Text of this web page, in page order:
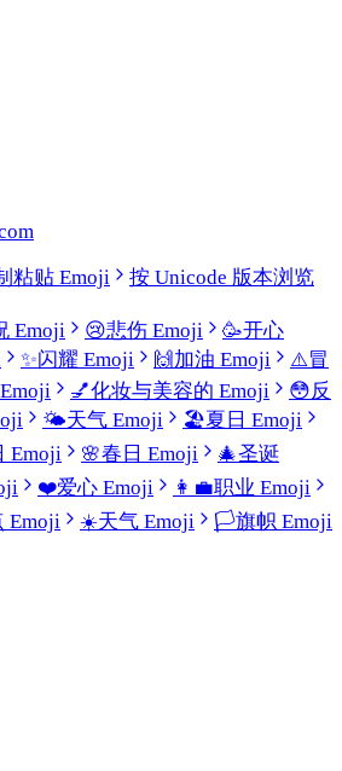
粘贴 Emoji
按 Unicode 版本浏览
Emoji 😢悲伤 Emoji 🥳开心
✨闪耀 Emoji 🙌加油 Emoji ⚠️冒
💅化妆与美容的 Emoji 😳反
🌤️天气 Emoji 🏖️夏日 Emoji
Emoji 🌸春日 Emoji 🎄圣诞
❤️爱心 Emoji 👩‍💼职业 Emoji
Emoji ☀️天气 Emoji 🏳️旗帜 Emoji